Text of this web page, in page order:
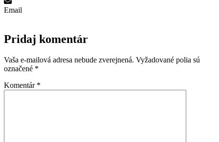
Email
Pridaj komentár
Vaša e-mailová adresa nebude zverejnená. Vyžadované polia sú
označené *
Komentár *